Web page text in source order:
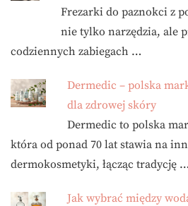
Frezarki do paznokci z
nie tylko narzędzia, ale
codziennych zabiegach …
Dermedic – polska
dla zdrowej skóry
Dermedic to polska
która od ponad 70 lat stawia na
dermokosmetyki, łącząc tradycję …
Jak wybrać między